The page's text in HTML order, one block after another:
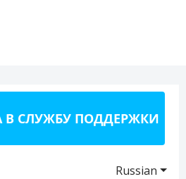
В СЛУЖБУ ПОДДЕРЖКИ
Russian